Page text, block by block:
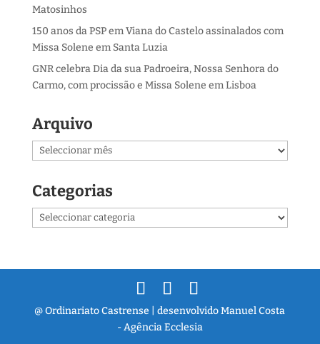
Matosinhos
150 anos da PSP em Viana do Castelo assinalados com
Missa Solene em Santa Luzia
GNR celebra Dia da sua Padroeira, Nossa Senhora do
Carmo, com procissão e Missa Solene em Lisboa
Arquivo
Arquivo
Categorias
Categorias
@ Ordinariato Castrense | desenvolvido Manuel Costa
- Agência Ecclesia